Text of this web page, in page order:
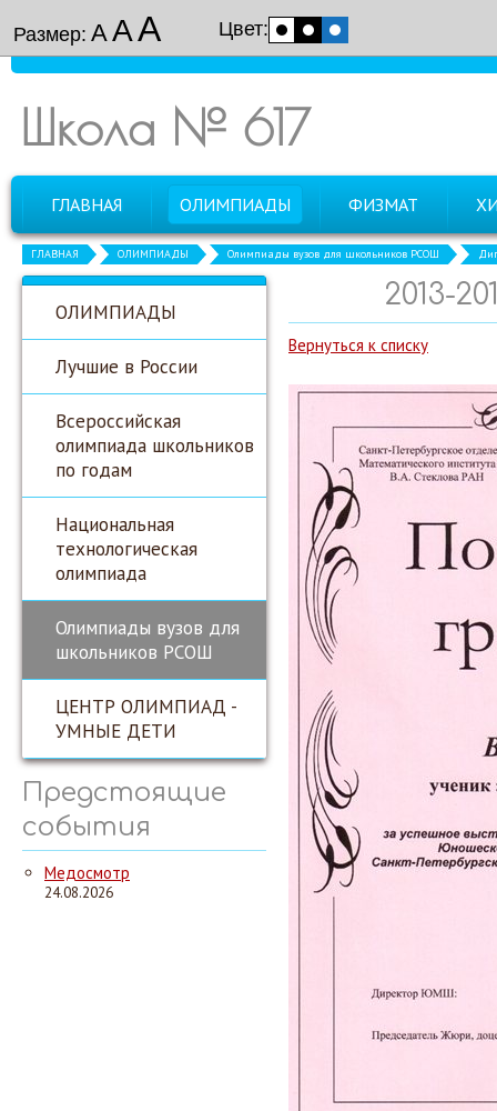
Размер: ААА Цвет:
Школа № 617
ГЛАВНАЯ ОЛИМПИАДЫ ФИЗМАТ
ГЛАВНАЯ ОЛИМПИАДЫ Олимпиады вузов для школьников РСОШ
ОЛИМПИАДЫ
Лучшие в России
Всероссийская
олимпиада школьников
по годам
Национальная
технологическая
олимпиада
Олимпиады вузов для
школьников РСОШ
ЦЕНТР ОЛИМПИАД -
УМНЫЕ ДЕТИ
Предстоящие
события
Медосмотр
24.08.2026
2013-
Вернуться к списку